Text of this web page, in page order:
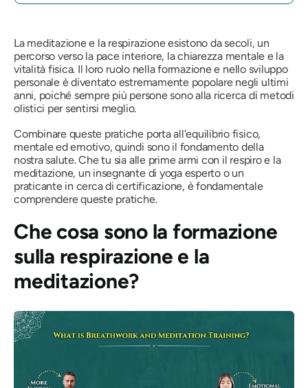
La meditazione e la respirazione esistono da secoli, un
percorso verso la pace interiore, la chiarezza mentale e la
vitalità fisica. Il loro ruolo nella formazione e nello sviluppo
personale è diventato estremamente popolare negli ultimi
anni, poiché sempre più persone sono alla ricerca di metodi
olistici per sentirsi meglio.
Combinare queste pratiche porta all'equilibrio fisico,
mentale ed emotivo, quindi sono il fondamento della
nostra salute. Che tu sia alle prime armi con il respiro e la
meditazione, un insegnante di yoga esperto o un
praticante in cerca di certificazione, è fondamentale
comprendere queste pratiche.
Che cosa sono la formazione
sulla respirazione e la
meditazione?